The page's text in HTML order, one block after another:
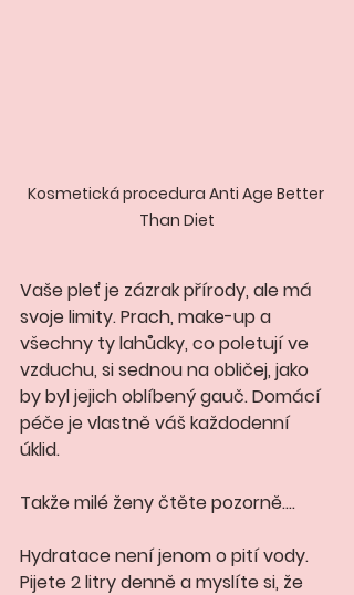
Kosmetická procedura Anti Age Better
Than Diet
Vaše pleť je zázrak přírody, ale má
svoje limity. Prach, make-up a
všechny ty lahůdky, co poletují ve
vzduchu, si sednou na obličej, jako
by byl jejich oblíbený gauč. Domácí
péče je vlastně váš každodenní
úklid.
Takže milé ženy čtěte pozorně....
Hydratace není jenom o pití vody.
Pijete 2 litry denně a myslíte si, že